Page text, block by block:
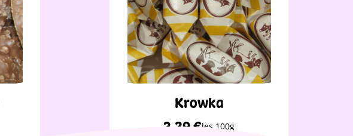
Krowka
2,39€les 100g